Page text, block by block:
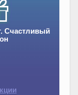
Счастливый